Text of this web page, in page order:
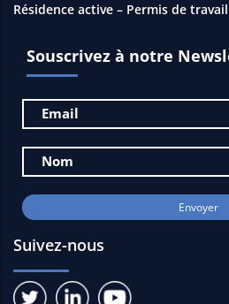
Résidence active – Permis de travail
Souscrivez à notre
Suivez-nous